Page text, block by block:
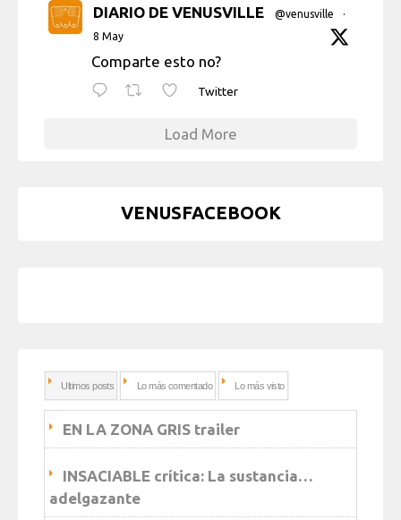
DIARIO DE VENUSVILLE @venusville
·
8 May
Comparte esto no?
Twitter
Load More
VENUSFACEBOOK
Ultimos posts Lo más comentado Lo más visto
EN LA ZONA GRIS trailer
INSACIABLE crítica: La sustancia…
adelgazante